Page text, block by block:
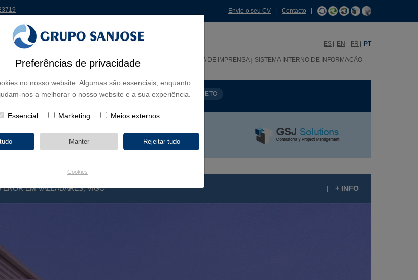
Preferências de privacidade
no nosso website. Algumas são essenciais, enquanto
nos a melhorar o nosso website e a sua experiência.
Essencial Marketing Meios externos
Cookies
Envie o seu CV Contacto
ES EN FR PT
ACIONISTAS E INVESTIDORES INOVAÇÃO SALA DE IMPRENSA SISTEMA INTERNO DE INFORMAÇÃO
CONTINENTES TIPOLOGIA DE OBRA NOME DO PROJETO
ENOR EM VALLADARES, VIGO | + INFO